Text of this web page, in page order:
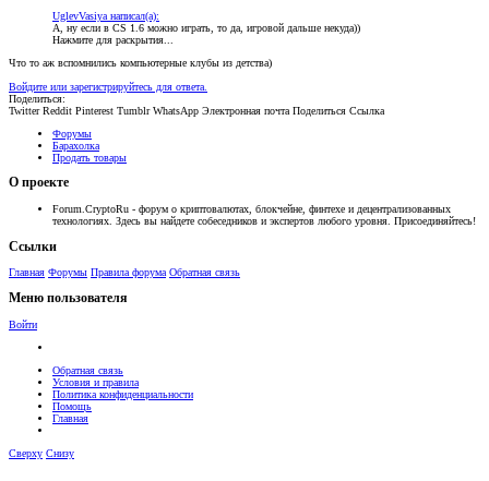
UglevVasiya написал(а):
А, ну если в CS 1.6 можно играть, то да, игровой дальше некуда))
Нажмите для раскрытия...
Что то аж вспомнились компьютерные клубы из детства)
Войдите или зарегистрируйтесь для ответа.
Поделиться:
Twitter Reddit Pinterest Tumblr WhatsApp Электронная почта Поделиться Ссылка
Форумы
Барахолка
Продать товары
О проекте
Forum.CryptoRu - форум о криптовалютах, блокчейне, финтехе и децентрализованных
технологиях. Здесь вы найдете собеседников и экспертов любого уровня. Присоединяйтесь!
Ссылки
Главная Форумы Правила форума Обратная связь
Меню пользователя
Войти
Обратная связь
Условия и правила
Политика конфиденциальности
Помощь
Главная
Сверху Снизу